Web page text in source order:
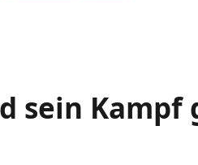
sein Kampf